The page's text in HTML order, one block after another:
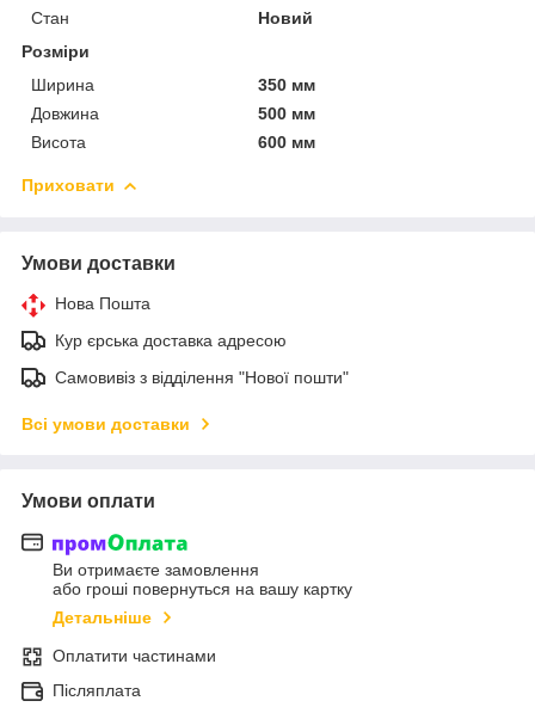
Стан
Новий
Розміри
Ширина
350 мм
Довжина
500 мм
Висота
600 мм
Приховати
Умови доставки
Нова Пошта
Кур єрська доставка адресою
Самовивіз з відділення "Нової пошти"
Всі умови доставки
Умови оплати
Ви отримаєте замовлення
або гроші повернуться на вашу картку
Детальніше
Оплатити частинами
Післяплата